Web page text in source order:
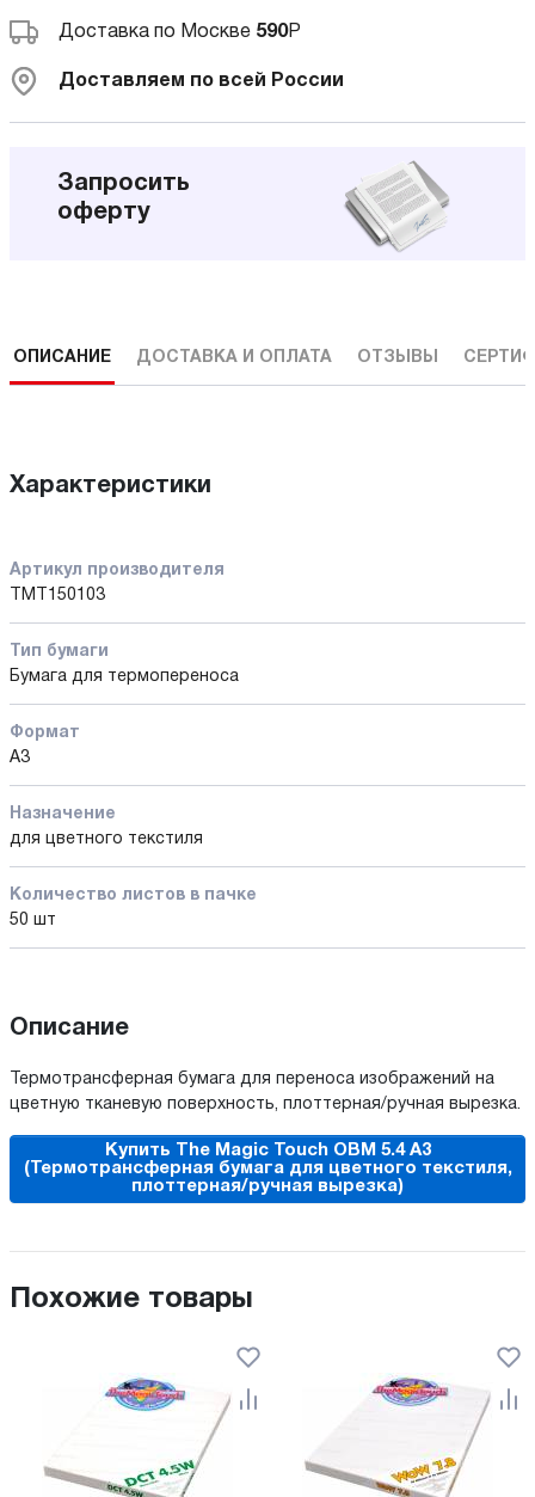
Доставка по Москве 590Р
Доставляем по всей России
Запросить
оферту
ОПИСАНИЕ ДОСТАВКА И ОПЛАТА ОТЗЫВЫ
Характеристики
Артикул производителя
TMT150103
Тип бумаги
Бумага для термопереноса
Формат
А3
Назначение
для цветного текстиля
Количество листов в пачке
50 шт
Описание
Термотрансферная бумага для переноса изображений на
цветную тканевую поверхность, плоттерная/ручная вырезка.
Купить The Magic Touch OBM 5.4 A3
(Термотрансферная бумага для цветного текстиля,
плоттерная/ручная вырезка)
Похожие товары